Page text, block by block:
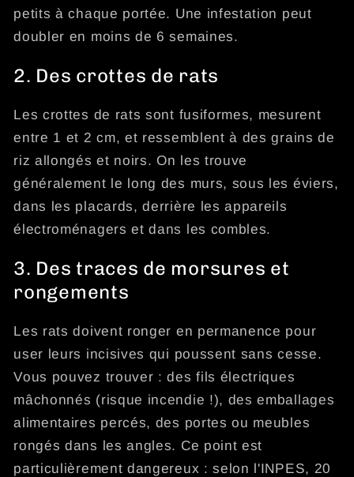
petits à chaque portée. Une infestation peut
doubler en moins de 6 semaines.
2. Des crottes de rats
Les crottes de rats sont fusiformes, mesurent
entre 1 et 2 cm, et ressemblent à des grains de
riz allongés et noirs. On les trouve
généralement le long des murs, sous les éviers,
dans les placards, derrière les appareils
électroménagers et dans les combles.
3. Des traces de morsures et
rongements
Les rats doivent ronger en permanence pour
user leurs incisives qui poussent sans cesse.
Vous pouvez trouver : des fils électriques
mâchonnés (risque incendie !), des emballages
alimentaires percés, des portes ou meubles
rongés dans les angles. Ce point est
particulièrement dangereux : selon l'INPES, 20